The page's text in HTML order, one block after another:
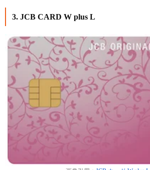
3. JCB CARD W plus L